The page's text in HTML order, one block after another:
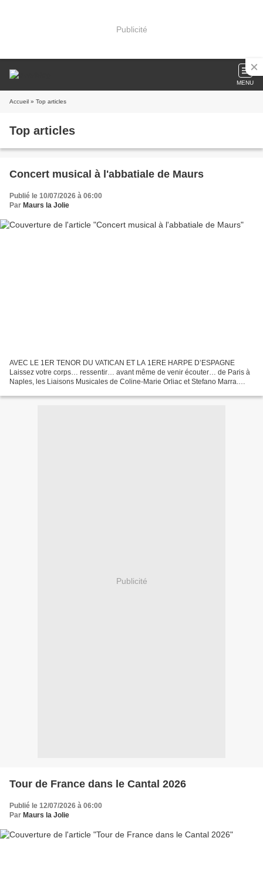
Publicité
MENU
Accueil » Top articles
Top articles
Concert musical à l'abbatiale de Maurs
Publié le 10/07/2026 à 06:00
Par Maurs la Jolie
AVEC LE 1ER TENOR DU VATICAN ET LA 1ERE HARPE D’ESPAGNE
Laissez votre corps… ressentir… avant même de venir écouter… de Paris à
Naples, les Liaisons Musicales de Coline-Marie Orliac et Stefano Marra.
Publicité
Tour de France dans le Cantal 2026
Publié le 12/07/2026 à 06:00
Par Maurs la Jolie